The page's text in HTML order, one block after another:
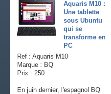
Aquaris M10 :
Une tablette
sous Ubuntu
qui se
transforme en
PC
Ref : Aquaris M10
Marque : BQ
Prix : 250
En juin dernier, l'espagnol BQ